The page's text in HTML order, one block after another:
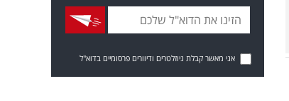
אני מאשר קבלת ניוזלטרים ודיוורים פרסומיים בדוא"ל